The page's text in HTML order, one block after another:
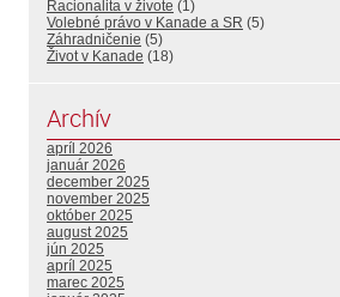
Racionalita v živote (1)
Volebné právo v Kanade a SR (5)
Záhradničenie (5)
Život v Kanade (18)
Archív
apríl 2026
január 2026
december 2025
november 2025
október 2025
august 2025
jún 2025
apríl 2025
marec 2025